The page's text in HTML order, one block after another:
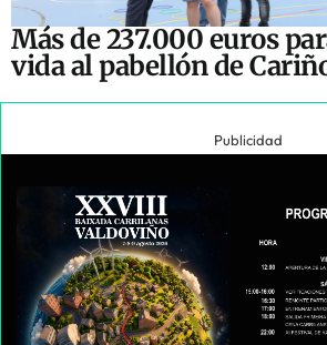
Más de 237.000 euros
vida al pabellón de
Publicidad